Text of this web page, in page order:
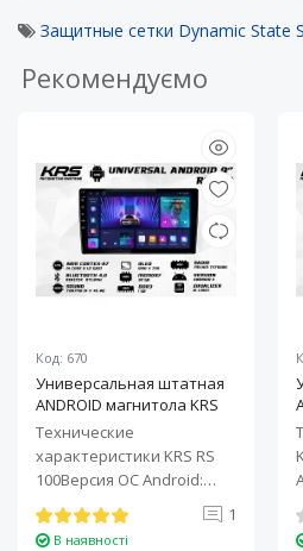
Защитные сетки Dynamic State
Рекомендуємо
Код: 670
Универсальная штатная
ANDROID магнитола KRS
RS 100 9" 1/32 GB
Технические
характеристики KRS RS
100Версия ОС Android:
Android 11Процессор: 4-
ядерный ARM Cortex-A7..
1
В наявності